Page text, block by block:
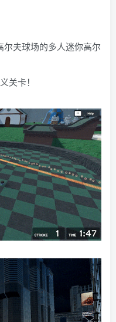
尔夫球场的多人迷你高尔
关卡！